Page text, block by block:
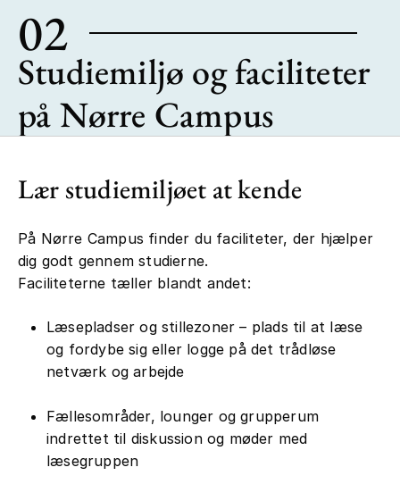
02
Studiemiljø og faciliteter
på Nørre Campus
Lær studiemiljøet at kende
På Nørre Campus finder du faciliteter, der hjælper
dig godt gennem studierne.
Faciliteterne tæller blandt andet:
Læsepladser og stillezoner – plads til at læse
og fordybe sig eller logge på det trådløse
netværk og arbejde
Fællesområder, lounger og grupperum
indrettet til diskussion og møder med
læsegruppen